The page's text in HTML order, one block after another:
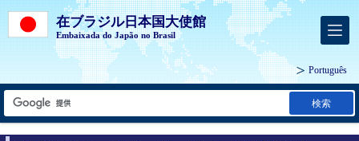
在ブラジル日本国大使館
Embaixada do Japão no Brasil
Português
検索